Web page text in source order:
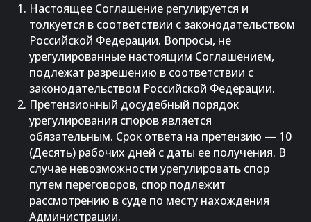
Настоящее Соглашение регулируется и
толкуется в соответствии с законодательством
Российской Федерации. Вопросы, не
урегулированные настоящим Соглашением,
подлежат разрешению в соответствии с
законодательством Российской Федерации.
Претензионный досудебный порядок
урегулирования споров является
обязательным. Срок ответа на претензию — 10
(Десять) рабочих дней с даты ее получения. В
случае невозможности урегулировать спор
путем переговоров, спор подлежит
рассмотрению в суде по месту нахождения
Администрации.